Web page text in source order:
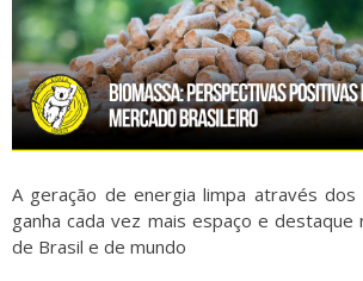
A geração de energia limpa através
ganha cada vez mais espaço e destaque
de Brasil e de mundo
Trabalhe Conosco